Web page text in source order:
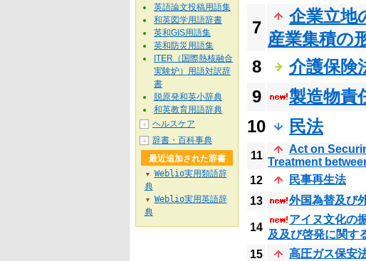
7
企業立地
産業集積の
8
介護保険
9
製造物責
10
民法
11
Act on
Treatment
12
民事再生法
13
外国為替及び
14
アイヌ文化の
及及び啓発に関す
15
高圧ガス保安
英語論文投稿用語集
和英図学用語辞書
英和GIS用語集
英和防災用語集
ITER（国際熱核融合
実験炉）用語対訳辞
書
脱原発和英小辞典
和英教育用語辞典
＋ ヘルスケア
＋
辞書・百科事典
最近追加された辞書
▼
Weblio実用類語辞
典
▼
Weblio実用英語辞
典